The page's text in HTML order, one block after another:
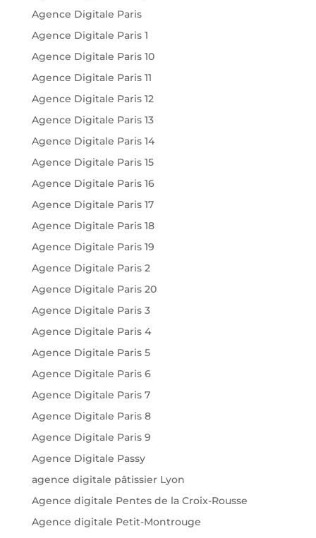
Agence Digitale Paris
Agence Digitale Paris 1
Agence Digitale Paris 10
Agence Digitale Paris 11
Agence Digitale Paris 12
Agence Digitale Paris 13
Agence Digitale Paris 14
Agence Digitale Paris 15
Agence Digitale Paris 16
Agence Digitale Paris 17
Agence Digitale Paris 18
Agence Digitale Paris 19
Agence Digitale Paris 2
Agence Digitale Paris 20
Agence Digitale Paris 3
Agence Digitale Paris 4
Agence Digitale Paris 5
Agence Digitale Paris 6
Agence Digitale Paris 7
Agence Digitale Paris 8
Agence Digitale Paris 9
Agence Digitale Passy
agence digitale pâtissier Lyon
Agence digitale Pentes de la Croix-Rousse
Agence digitale Petit-Montrouge